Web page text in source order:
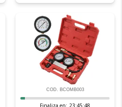
COD. BCOMB003